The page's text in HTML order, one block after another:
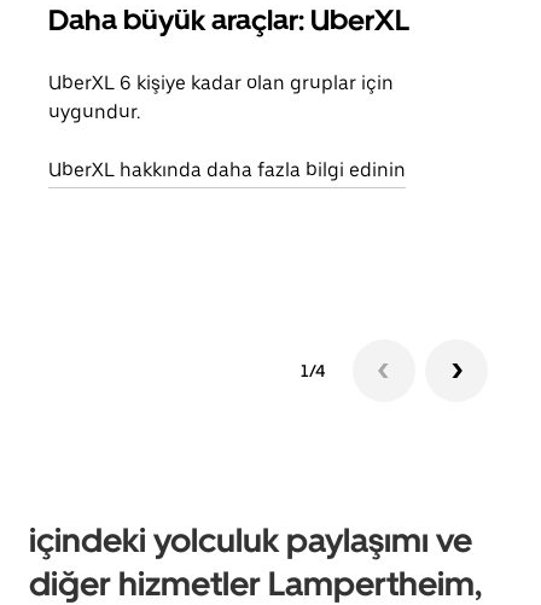
Daha büyük araçlar: UberXL
UberXL 6 kişiye kadar olan gruplar için
uygundur.
UberXL hakkında daha fazla bilgi edinin
1/4
içindeki yolculuk paylaşımı ve
diğer hizmetler Lampertheim,